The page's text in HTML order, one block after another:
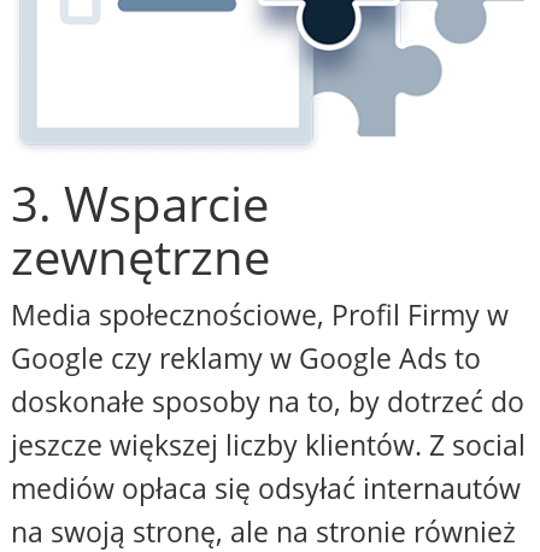
3. Wsparcie
zewnętrzne
Media społecznościowe, Profil Firmy w
Google czy reklamy w Google Ads to
doskonałe sposoby na to, by dotrzeć do
jeszcze większej liczby klientów. Z social
mediów opłaca się odsyłać internautów
na swoją stronę, ale na stronie również